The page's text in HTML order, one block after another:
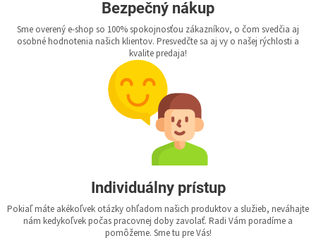
Bezpečný nákup
Sme overený e-shop so 100% spokojnosťou zákazníkov, o čom svedčia aj
osobné hodnotenia našich klientov. Presvedčte sa aj vy o našej rýchlosti a
kvalite predaja!
Individuálny prístup
Pokiaľ máte akékoľvek otázky ohľadom našich produktov a služieb, neváhajte
nám kedykoľvek počas pracovnej doby zavolať. Radi Vám poradíme a
pomôžeme. Sme tu pre Vás!